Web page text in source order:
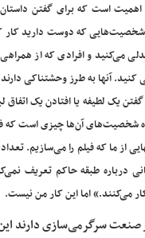
اهمیت است که برای گفتن
شخصیتهایی که دوست دارید
می‌کنید و افرادی که از
کنید. آنها به طرز وحشتناکی
یک لطیفه یا افتادن یک
شخصیت‌های آن‌ها چیزی است که
از ما که فیلم را می‌سازیم.
درباره طبقه حاکم تعریف
می‌کنند.» اما این کار من نیست.
صنعت سرگرمی‌سازی دارند